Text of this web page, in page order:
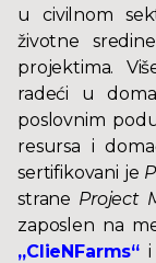
u civilnom
životne
projektima.
radeći u
poslovnim
resursa i
sertifikovani je
strane Project
zaposlen na
„ClieNFarms“ i